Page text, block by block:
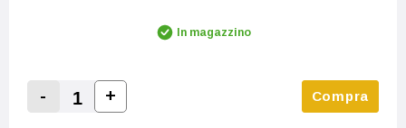
In magazzino
Decrease Quantity:
-
Increase Quantity:
+ Compra